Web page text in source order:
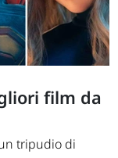
film da
tripudio di